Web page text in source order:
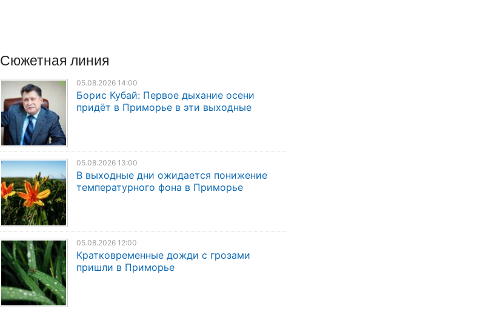
Сюжетная линия
05.08.2026 14:00
Борис Кубай: Первое дыхание осени
придёт в Приморье в эти выходные
05.08.2026 13:00
В выходные дни ожидается понижение
температурного фона в Приморье
05.08.2026 12:00
Кратковременные дожди с грозами
пришли в Приморье